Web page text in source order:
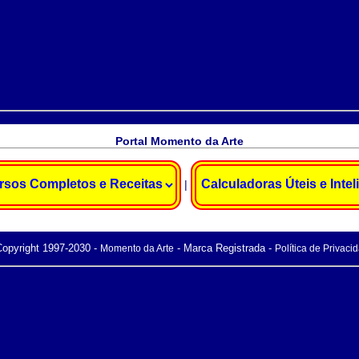
Portal Momento da Arte
|
1997-2030 - Momento da Arte - Marca Registrada - Política de